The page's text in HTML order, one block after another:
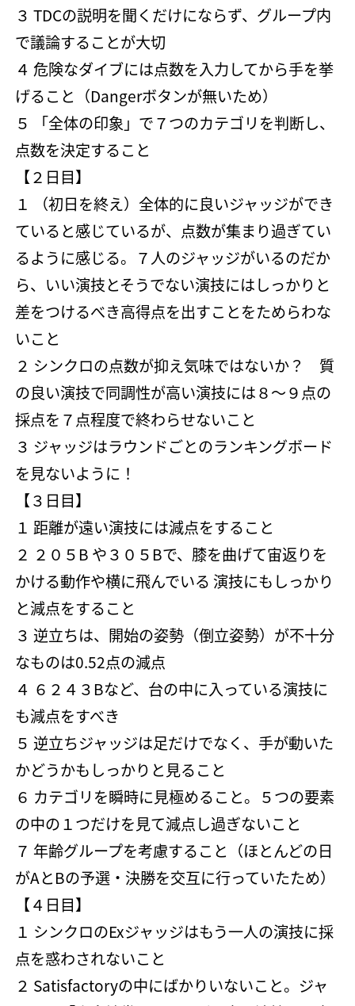
３ TDCの説明を聞くだけにならず、グループ内
で議論することが大切
４ 危険なダイブには点数を入力してから手を挙
げること（Dangerボタンが無いため）
５ 「全体の印象」で７つのカテゴリを判断し、
点数を決定すること
【２日目】
１ （初日を終え）全体的に良いジャッジができ
ていると感じているが、点数が集まり過ぎてい
るように感じる。７人のジャッジがいるのだか
ら、いい演技とそうでない演技にはしっかりと
差をつけるべき高得点を出すことをためらわな
いこと
２ シンクロの点数が抑え気味ではないか？ 質
の良い演技で同調性が高い演技には８～９点の
採点を７点程度で終わらせないこと
３ ジャッジはラウンドごとのランキングボード
を見ないように！
【３日目】
１ 距離が遠い演技には減点をすること
２ ２０５B や３０５Bで、膝を曲げて宙返りを
かける動作や横に飛んでいる 演技にもしっかり
と減点をすること
３ 逆立ちは、開始の姿勢（倒立姿勢）が不十分
なものは0.52点の減点
４ ６２４３Bなど、台の中に入っている演技に
も減点をすべき
５ 逆立ちジャッジは足だけでなく、手が動いた
かどうかもしっかりと見ること
６ カテゴリを瞬時に見極めること。５つの要素
の中の１つだけを見て減点し過ぎないこと
７ 年齢グループを考慮すること（ほとんどの日
がAとBの予選・決勝を交互に行っていたため）
【４日目】
１ シンクロのExジャッジはもう一人の演技に採
点を惑わされないこと
２ Satisfactoryの中にばかりいないこと。ジャ